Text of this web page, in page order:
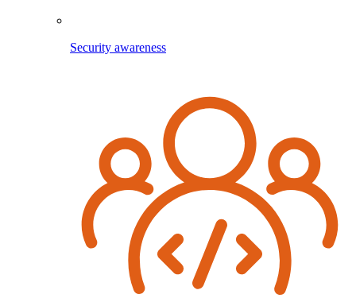
Security awareness